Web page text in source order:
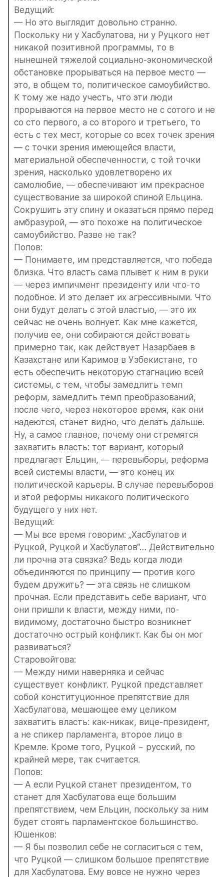
Ведущий:
— Но это выглядит довольно странно.
Поскольку ни у Хасбулатова, ни у Руцкого нет
никакой позитивной программы, то в
нынешней тяжелой социально-экономической
обстановке прорываться на первое место —
это, в общем то, политическое самоубийство.
К тому же надо учесть, что эти люди
прорываются на первое место не с сотого и не
со сто первого, а со второго и третьего, то
есть с тех мест, которые со всех точек зрения
— с точки зрения имеющейся власти,
материальной обеспеченности, с той точки
зрения, насколько удовлетворено их
самолюбие, — обеспечивают им прекрасное
существование за широкой спиной Ельцина.
Сокрушить эту спину и оказаться прямо перед
амбразурой, — это похоже на политическое
самоубийство. Разве не так?
Попов:
— Понимаете, им представляется, что победа
близка. Что власть сама плывет к ним в руки
— через импичмент президенту или что-то
подобное. И это делает их агрессивными. Что
они будут делать с этой властью, — это их
сейчас не очень волнует. Как мне кажется,
получив ее, они собираются действовать
примерно так, как действует Назарбаев в
Казахстане или Каримов в Узбекистане, то
есть обеспечить некоторую стагнацию всей
системы, с тем, чтобы замедлить темп
реформ, замедлить темп преобразований,
после чего, через некоторое время, как они
надеются, станет видно, что делать дальше.
Ну, а самое главное, почему они стремятся
захватить власть: тот вариант, который
предлагает Ельцин, — перевыборы, реформа
всей системы власти, — это конец их
политической карьеры. В случае перевыборов
и этой реформы никакого политического
будущего у них нет.
Ведущий:
— Мы все время говорим: „Хасбулатов и
Руцкой, Руцкой и Хасбулатов“… Действительно
ли прочна эта связка? Ведь когда люди
объединяются по принципу — против кого
будем дружить? — эта связь не слишком
прочная. Если представить себе вариант, что
они пришли к власти, между ними, по-
видимому, достаточно быстро возникнет
достаточно острый конфликт. Как бы он мог
развиваться?
Старовойтова:
— Между ними наверняка и сейчас
существует конфликт. Руцкой представляет
собой конституционное препятствие для
Хасбулатова, мешающее ему целиком
захватить власть: как-никак, вице-президент,
а не спикер парламента, второе лицо в
Кремле. Кроме того, Руцкой − русский, по
крайней мере, так считается.
Попов:
— А если Руцкой станет президентом, то
станет для Хасбулатова еще большим
препятствием, чем Ельцин, поскольку за ним
будет стоять парламентское большинство.
Юшенков:
— Я бы позволил себе не согласиться с тем,
что Руцкой — слишком большое препятствие
для Хасбулатова. Ему вовсе не нужно через